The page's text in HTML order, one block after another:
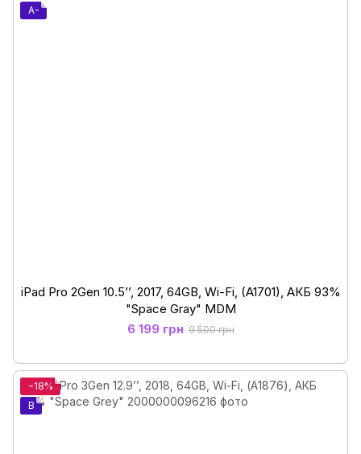
A-
iPad Pro 2Gen 10.5’’, 2017, 64GB, Wi-Fi, (A1701), АКБ 93%
"Space Gray" MDM
6 199 грн 9 500 грн
−18%
B